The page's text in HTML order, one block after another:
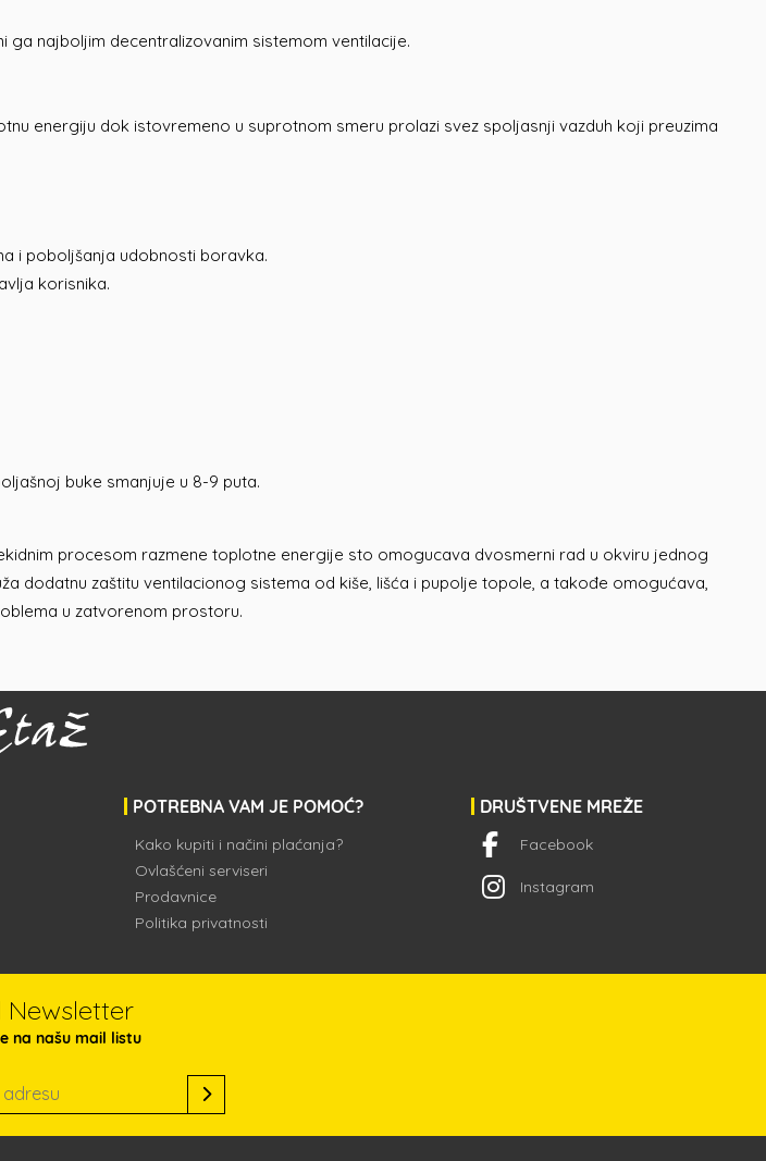
najboljim decentralizovanim sistemom ventilacije.
energiju dok istovremeno u suprotnom smeru prolazi svez spoljasnji vazduh koji preuzima
i poboljšanja udobnosti boravka.
korisnika.
buke smanjuje u 8-9 puta.
procesom razmene toplotne energije sto omogucava dvosmerni rad u okviru jednog
dodatnu zaštitu ventilacionog sistema od kiše, lišća i pupolje topole, a takođe omogućava,
u zatvorenom prostoru.
POTREBNA VAM JE POMOĆ?
Kako kupiti i načini plaćanja?
Ovlašćeni serviseri
Prodavnice
Politika privatnosti
DRUŠTVENE MREŽE
Facebook
Instagram
Newsletter
na našu mail listu